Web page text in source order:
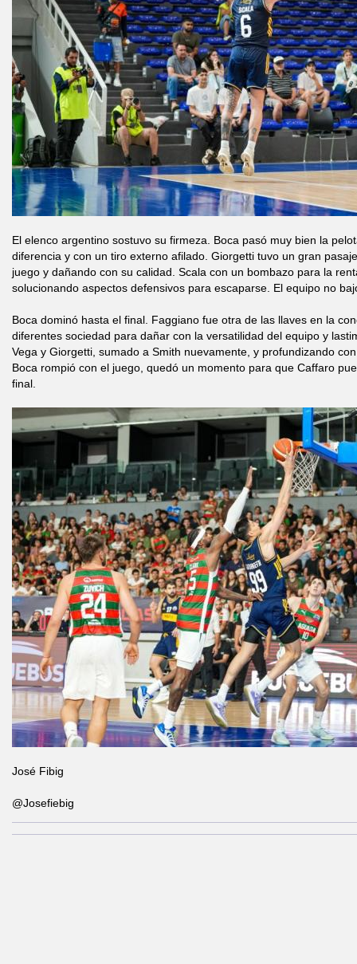
El elenco argentino sostuvo su firmeza. Boca pasó muy bien la
diferencia y con un tiro externo afilado. Giorgetti tuvo un gran
juego y dañando con su calidad. Scala con un bombazo para la
solucionando aspectos defensivos para escaparse. El equipo no
Boca dominó hasta el final. Faggiano fue otra de las llaves en la
diferentes sociedad para dañar con la versatilidad del equipo y
Vega y Giorgetti, sumado a Smith nuevamente, y profundizando
Boca rompió con el juego, quedó un momento para que Caffaro
final.
José Fibig
@Josefiebig